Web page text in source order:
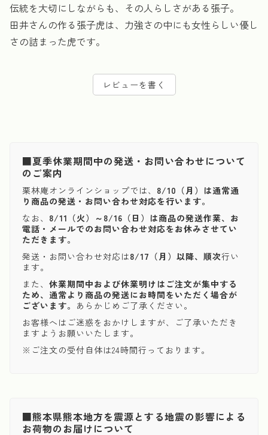
伝統を大切にしながらも、その人らしさがある張子。
田井さんの作る張子虎は、力強さの中にも女性らしい優し
さの詰まった虎です。
レビューを書く
■夏季休業期間中の発送・お問い合わせについて
のご案内
栗林庵オンラインショップでは、 8/10（月）は通常通
り商品の発送・お問い合わせ対応を行います。
なお、 8/11（火）～8/16（日）は商品の発送作業、お
電話・メールでのお問い合わせ対応をお休みさせてい
ただきます。
発送・お問い合わせ対応は8/17（月）以降、順次行い
ます。
また、 休業期間中および休業明けはご注文が集中する
ため、通常より商品の発送にお時間をいただく場合が
ございます。 あらかじめご了承ください。
お客様へはご迷惑をおかけしますが、ご了承いただき
ますようお願いいたします。
※ご注文の受付自体は24時間行っております。
■熊本県熊本地方を震源とする地震の影響による
お荷物のお届けについて